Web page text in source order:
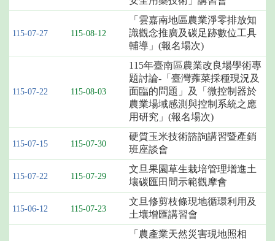
115-07-27 115-08-12
「雲嘉南地區農業淨零排放知
識觀念推廣及碳足跡數位工具
輔導」(報名場次)
115-07-22 115-08-03
115年臺南區農業改良場學術專
題討論-「臺灣蕹菜採種現況及
面臨的問題」及「微控制器於
農業場域感測與控制系統之應
用研究」(報名場次)
115-07-15 115-07-30
硬質玉米技術諮詢講習暨產銷
班座談會
115-07-22 115-07-29
文旦果園草生栽培管理增進土
壤碳匯田間示範觀摩會
115-06-12 115-07-23
文旦修剪枝條現地循環利用及
土壤增匯講習會
「農產業天然災害現地照相